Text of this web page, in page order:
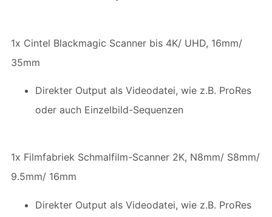
1x Cintel Blackmagic Scanner bis 4K/ UHD, 16mm/
35mm
Direkter Output als Videodatei, wie z.B. ProRes
oder auch Einzelbild-Sequenzen
1x Filmfabriek Schmalfilm-Scanner 2K, N8mm/ S8mm/
9.5mm/ 16mm
Direkter Output als Videodatei, wie z.B. ProRes